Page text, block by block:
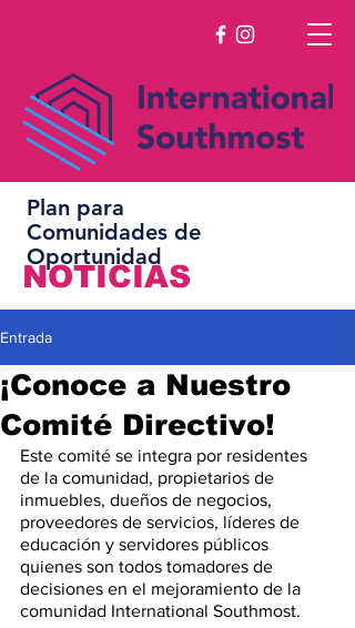
Plan para
Comunidades de
Oportunidad
NOTICIAS
Entrada
¡Conoce a Nuestro
Comité Directivo!
Este comité se integra por residentes
de la comunidad, propietarios de
inmuebles, dueños de negocios,
proveedores de servicios, líderes de
educación y servidores públicos
quienes son todos tomadores de
decisiones en el mejoramiento de la
comunidad International Southmost.